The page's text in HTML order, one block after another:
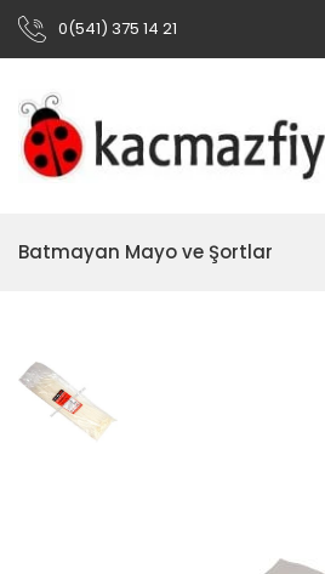
0(541) 375 14 21
Batmayan Mayo ve Şortlar